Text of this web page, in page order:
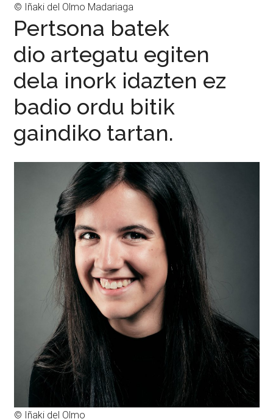
© Iñaki del Olmo Madariaga
Pertsona batek
dio artegatu egiten
dela inork idazten ez
badio ordu bitik
gaindiko tartan.
© Iñaki del Olmo